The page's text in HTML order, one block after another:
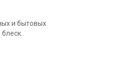
и бытовых